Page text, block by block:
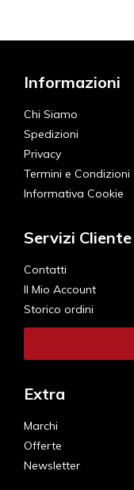
Informazioni
Chi Siamo
Spedizioni
Privacy
Termini e Condizioni
Informativa Cookie
Servizi Cliente
Contatti
Il Mio Account
Storico ordini
Extra
Marchi
Offerte
Newsletter